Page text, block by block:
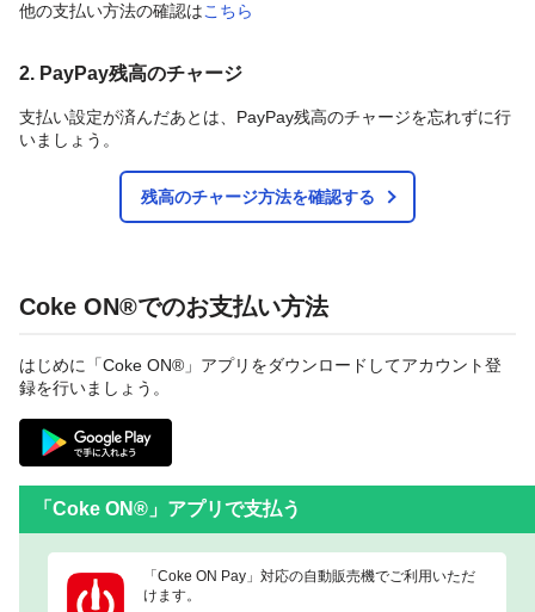
他の支払い方法の確認はこちら
2. PayPay残高のチャージ
支払い設定が済んだあとは、PayPay残高のチャージを忘れずに行
いましょう。
残高のチャージ方法を確認する
Coke ON®でのお支払い方法
はじめに「Coke ON®」アプリをダウンロードしてアカウント登
録を行いましょう。
「Coke ON®」アプリで支払う
「Coke ON Pay」対応の自動販売機でご利用いただ
けます。